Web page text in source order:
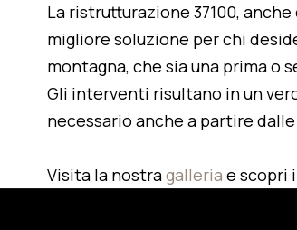
La ristrutturazione 37100, anche
migliore soluzione per chi
montagna, che sia una prima o
Gli interventi risultano in un
necessario anche a partire
Visita la nostragalleria e scopri